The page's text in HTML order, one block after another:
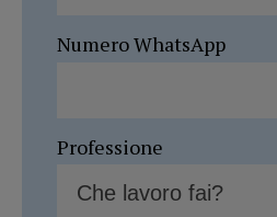
Numero WhatsApp
Professione